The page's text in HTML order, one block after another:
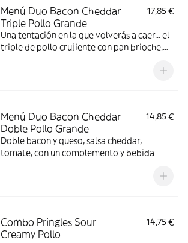
Menú Duo Bacon Cheddar
Triple Pollo Grande
17,85 €
Una tentación en la que volverás a caer... el
triple de pollo crujiente con pan brioche,
crujientes lonchas de bacon, cebolla frita y
Menú Duo Bacon Cheddar
Doble Pollo Grande
14,85 €
Doble bacon y queso, salsa cheddar,
tomate, con un complemento y bebida
Combo Pringles Sour
Creamy Pollo
14,75 €